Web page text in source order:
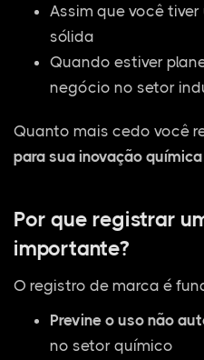
Assim que você
sólida
Quando estiver
negócio no setor
Quanto mais cedo você
para sua inovação química
Por que registrar
importante?
O registro de marca é
Previne o uso não
no setor químico